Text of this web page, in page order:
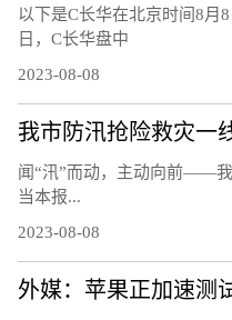
以下是C长华在北京时间8月
日，C长华盘中
2023-08-08
我市防汛抢险救灾一
闻“汛”而动，主动向前——
当本报...
2023-08-08
外媒：苹果正加速测